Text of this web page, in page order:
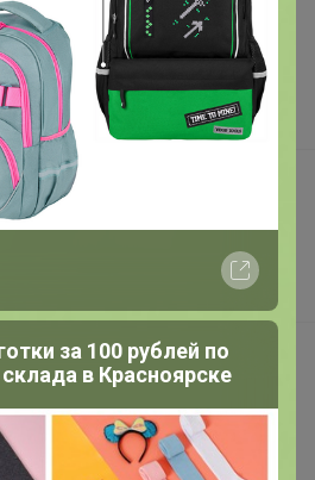
за 100 рублей по
в Красноярске